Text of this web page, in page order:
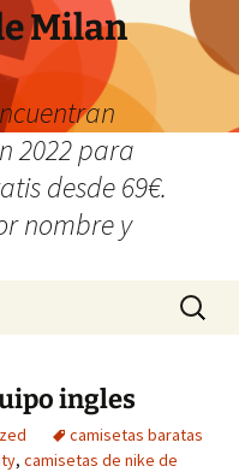
Milan
2022 para
desde 69€.
nombre y
Buscar:
ingles
camisetas baratas
, camisetas de nike de